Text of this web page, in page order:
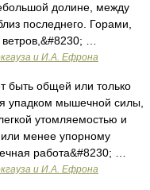
долине, между
последнего. Горами,
…
и И.А. Ефрона
быть общей или только
упадком мышечной силы,
утомляемостью и
менее упорному
работа&#8230; …
и И.А. Ефрона